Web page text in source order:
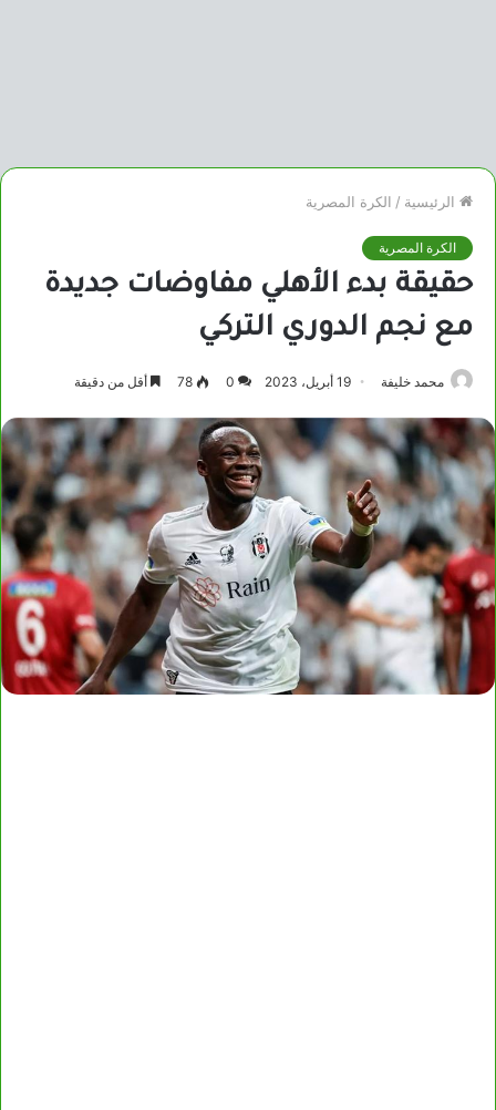
الرئيسية / الكرة المصرية
الكرة المصرية
حقيقة بدء الأهلي مفاوضات جديدة
مع نجم الدوري التركي
محمد خليفة 19 أبريل، 2023 0
78 أقل من دقيقة